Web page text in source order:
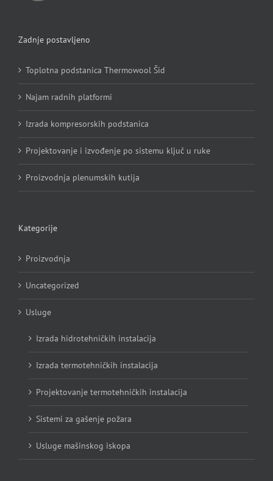
Zadnje postavljeno
Toplotna podstanica Thermowool Šid
Najam radnih platformi
Izrada kompresorskih podstanica
Projektovanje i izvođenje po sistemu ključ u ruke
Proizvodnja plenumskih kutija
Kategorije
Proizvodnja
Uncategorized
Usluge
Izrada hidrotehničkih instalacija
Izrada termotehničkih instalacija
Projektovanje termotehničkih instalacija
Sistemi za gašenje požara
Usluge mašinskog iskopa